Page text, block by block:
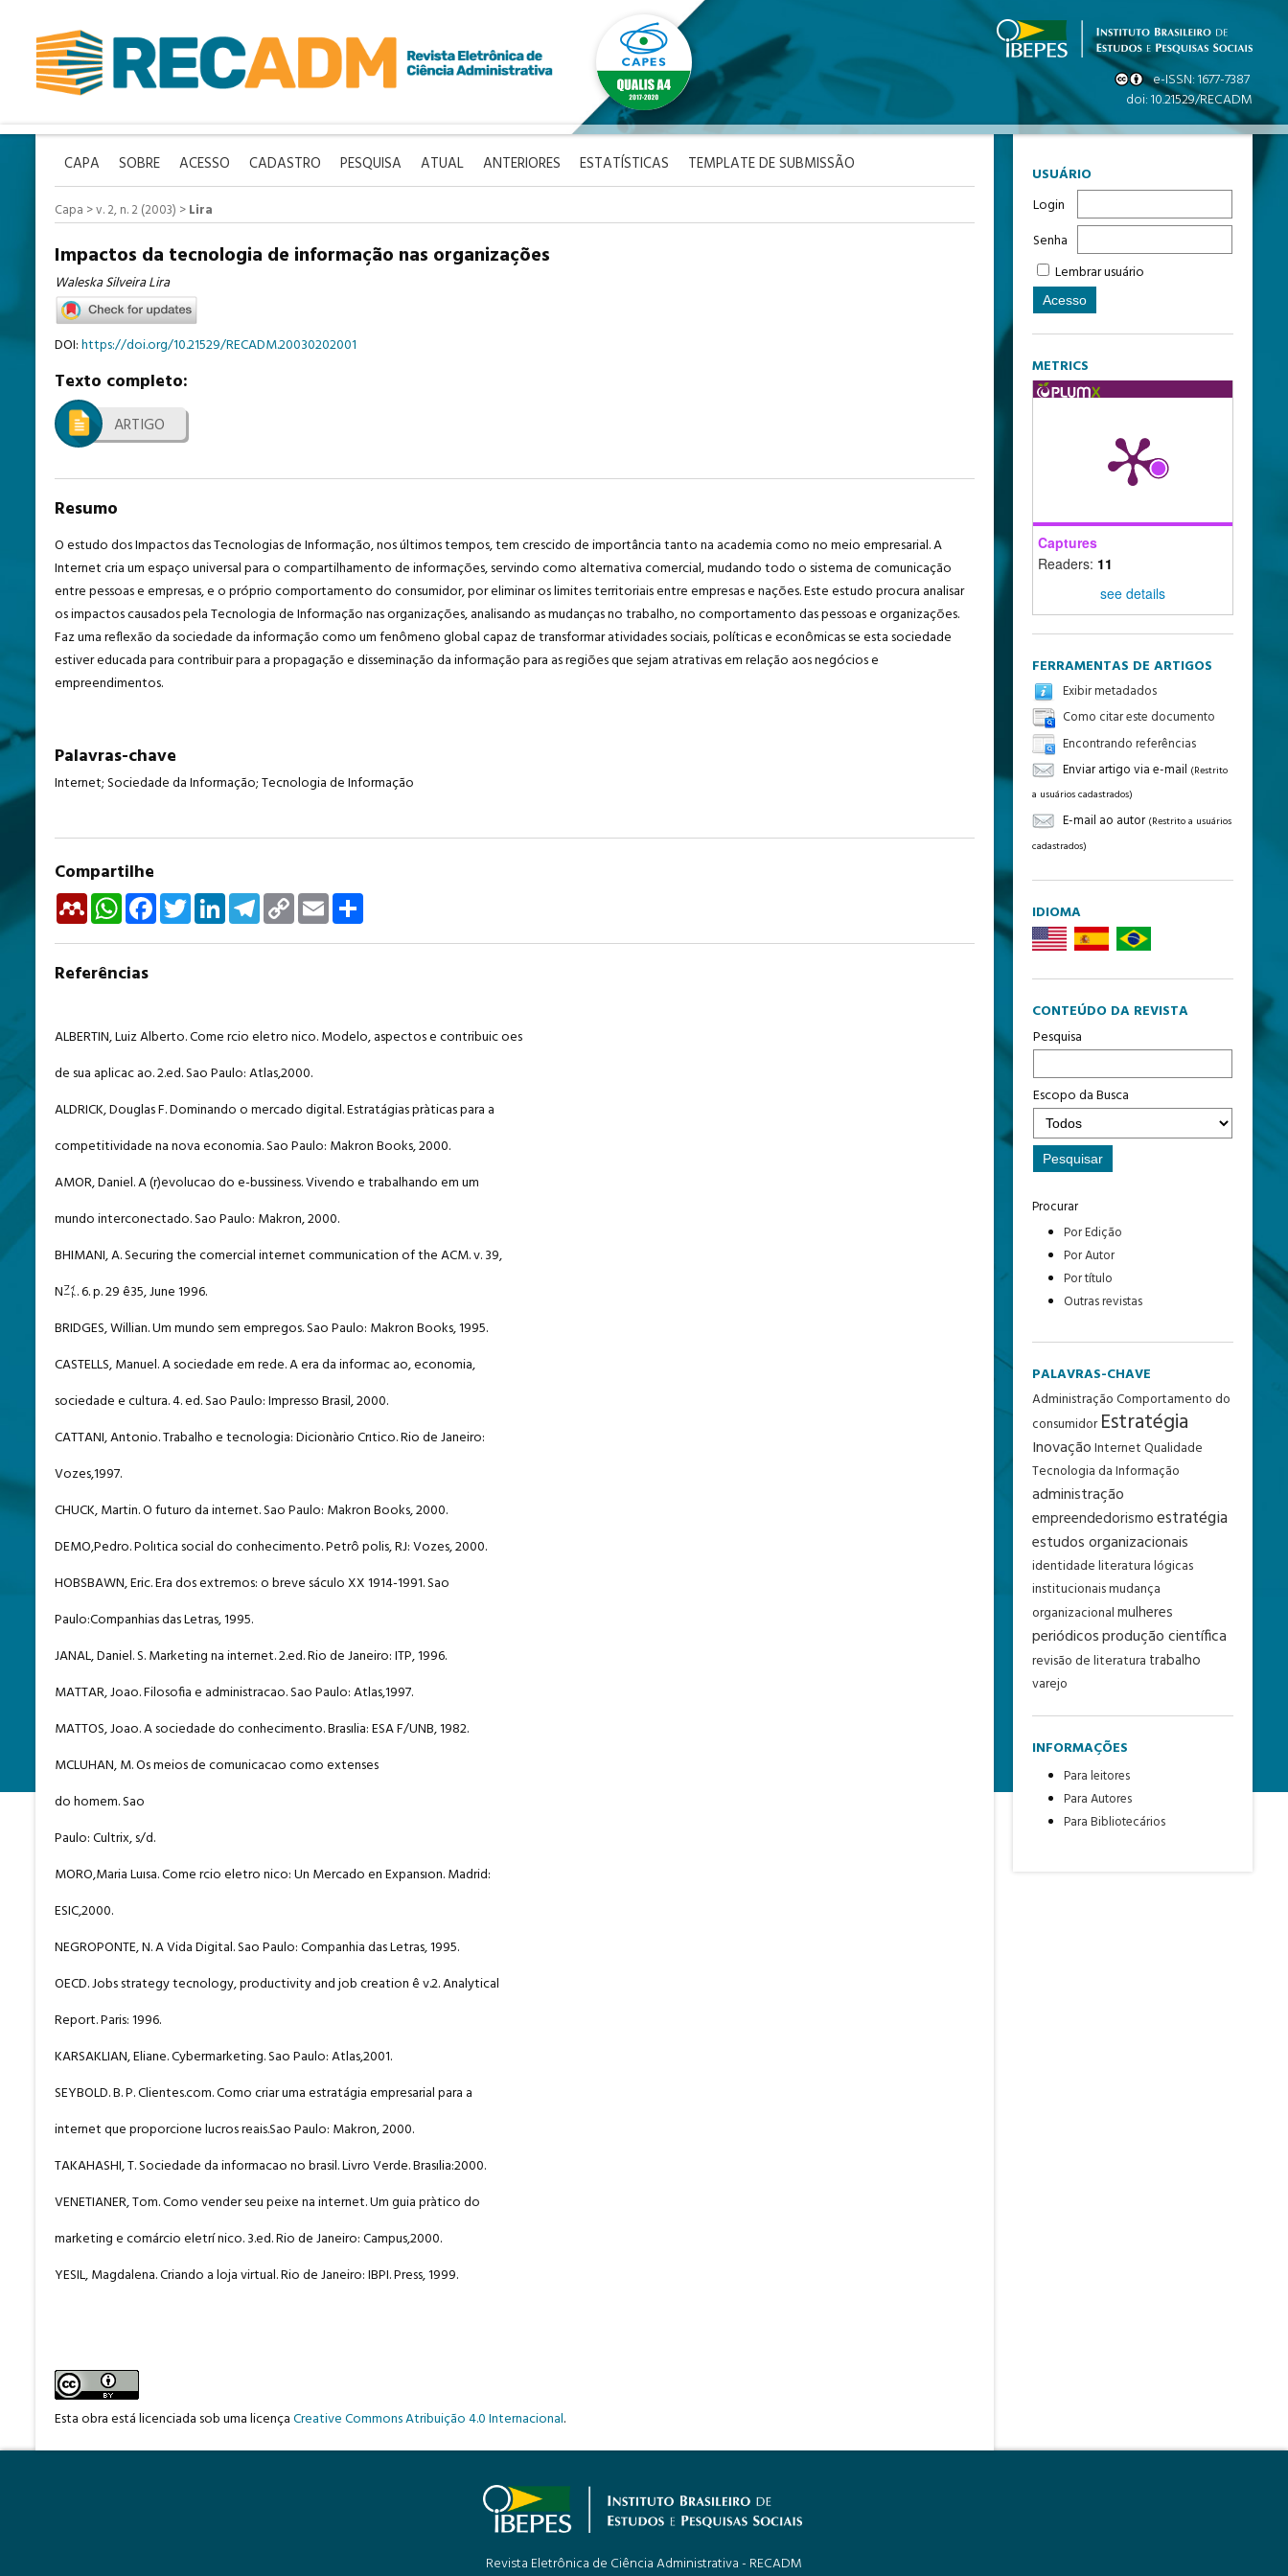
USUÁRIO
Login
Senha
Lembrar usuário
METRICS
Captures
Readers: 11
see details
FERRAMENTAS DE ARTIGOS
Exibir metadados
Como citar este documento
Encontrando referências
Enviar artigo via e-mail (Restrito
a usuários cadastrados)
E-mail ao autor (Restrito a usuários
cadastrados)
IDIOMA
CONTEÚDO DA REVISTA
Pesquisa
Escopo da Busca
Procurar
Por Edição
Por Autor
Por título
Outras revistas
PALAVRAS-CHAVE
AdministraçãoComportamento do
consumidor Estratégia
InovaçãoInternetQualidade
Tecnologia da Informação
administração
empreendedorismoestratégia
estudos organizacionais
identidadeliteraturalógicas
institucionaismudança
organizacionalmulheres
periódicosprodução científica
revisão de literatura trabalho
varejo
INFORMAÇÕES
Para leitores
Para Autores
Para Bibliotecários
CAPA SOBRE ACESSO CADASTRO PESQUISA ATUAL ANTERIORES ESTATÍSTICAS TEMPLATE DE SUBMISSÃO
Capa >v. 2, n. 2 (2003) >Lira
Impactos da tecnologia de informação nas organizações
Waleska Silveira Lira
DOI:https://doi.org/10.21529/RECADM.20030202001
Texto completo:
ARTIGO
Resumo
O estudo dos Impactos das Tecnologias de Informação, nos últimos tempos, tem crescido de importância tanto na academia como no meio empresarial. A
Internet cria um espaço universal para o compartilhamento de informações, servindo como alternativa comercial, mudando todo o sistema de comunicação
entre pessoas e empresas, e o próprio comportamento do consumidor, por eliminar os limites territoriais entre empresas e nações. Este estudo procura analisar
os impactos causados pela Tecnologia de Informação nas organizações, analisando as mudanças no trabalho, no comportamento das pessoas e organizações.
Faz uma reflexão da sociedade da informação como um fenômeno global capaz de transformar atividades sociais, políticas e econômicas se esta sociedade
estiver educada para contribuir para a propagação e disseminação da informação para as regiões que sejam atrativas em relação aos negócios e
empreendimentos.
Palavras-chave
Internet; Sociedade da Informação; Tecnologia de Informação
Compartilhe
MendeleyWhatsAppFacebookTwitterLinkedInTelegramCopy
Link
Email
Referências
ALBERTIN, Luiz Alberto. Come rcio eletro nico. Modelo, aspectos e contribuic oes
de sua aplicac ao. 2.ed. Sao Paulo: Atlas,2000.
ALDRICK, Douglas F. Dominando o mercado digital. Estratágias pràticas para a
competitividade na nova economia. Sao Paulo: Makron Books, 2000.
AMOR, Daniel. A (r)evolucao do e-bussiness. Vivendo e trabalhando em um
mundo interconectado. Sao Paulo: Makron, 2000.
BHIMANI, A. Securing the comercial internet communication of the ACM. v. 39,
N㌳. 6. p. 29 ê35, June 1996.
BRIDGES, Willian. Um mundo sem empregos. Sao Paulo: Makron Books, 1995.
CASTELLS, Manuel. A sociedade em rede. A era da informac ao, economia,
sociedade e cultura. 4. ed. Sao Paulo: Impresso Brasil, 2000.
CATTANI, Antonio. Trabalho e tecnologia: Dicionàrio Crıtico. Rio de Janeiro:
Vozes,1997.
CHUCK, Martin. O futuro da internet. Sao Paulo: Makron Books, 2000.
DEMO,Pedro. Polıtica social do conhecimento. Petrô polis, RJ: Vozes, 2000.
HOBSBAWN, Eric. Era dos extremos: o breve sáculo XX 1914-1991. Sao
Paulo:Companhias das Letras, 1995.
JANAL, Daniel. S. Marketing na internet. 2.ed. Rio de Janeiro: ITP, 1996.
MATTAR, Joao. Filosofia e administracao. Sao Paulo: Atlas,1997.
MATTOS, Joao. A sociedade do conhecimento. Brasılia: ESA F/UNB, 1982.
MCLUHAN, M. Os meios de comunicacao como extenses
do homem. Sao
Paulo: Cultrix, s/d.
MORO,Maria Luısa. Come rcio eletro nico: Un Mercado en Expansıon. Madrid:
ESIC,2000.
NEGROPONTE, N. A Vida Digital. Sao Paulo: Companhia das Letras, 1995.
OECD. Jobs strategy tecnology, productivity and job creation ê v.2. Analytical
Report. Paris: 1996.
KARSAKLIAN, Eliane. Cybermarketing. Sao Paulo: Atlas,2001.
SEYBOLD. B. P. Clientes.com. Como criar uma estratágia empresarial para a
internet que proporcione lucros reais.Sao Paulo: Makron, 2000.
TAKAHASHI, T. Sociedade da informacao no brasil. Livro Verde. Brasılia:2000.
VENETIANER, Tom. Como vender seu peixe na internet. Um guia pràtico do
marketing e comárcio eletrí nico. 3.ed. Rio de Janeiro: Campus,2000.
YESIL, Magdalena. Criando a loja virtual. Rio de Janeiro: IBPI. Press, 1999.
Esta obra está licenciada sob uma licençaCreative Commons Atribuição 4.0 Internacional.
Revista Eletrônica de Ciência Administrativa - RECADM